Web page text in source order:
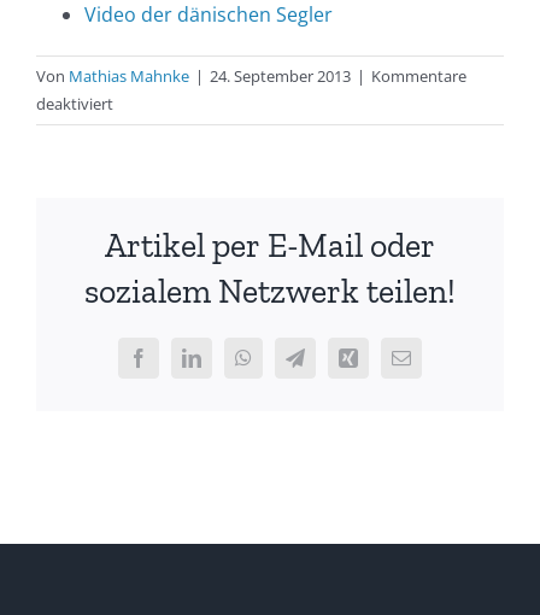
Video der dänischen Segler
Von Mathias Mahnke | 24. September 2013 | Kommentare
deaktiviertfür
Sandeman
Platz
für
Artikel per E-Mail oder
sozialem Netzwerk teilen!
FacebookLinkedInWhatsAppTelegramXing
E-